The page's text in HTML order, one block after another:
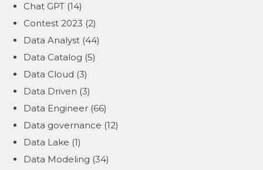
Chat GPT (14)
Contest 2023 (2)
Data Analyst (44)
Data Catalog (5)
Data Cloud (3)
Data Driven (3)
Data Engineer (66)
Data governance (12)
Data Lake (1)
Data Modeling (34)